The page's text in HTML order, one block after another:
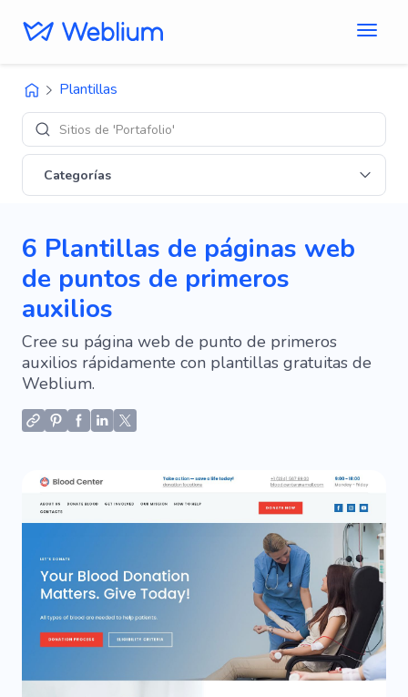
Plantillas
Sitios de 'Portafolio'
Categorías
6 Plantillas de páginas web
de puntos de primeros
auxilios
Cree su página web de punto de primeros
auxilios rápidamente con plantillas gratuitas de
Weblium.